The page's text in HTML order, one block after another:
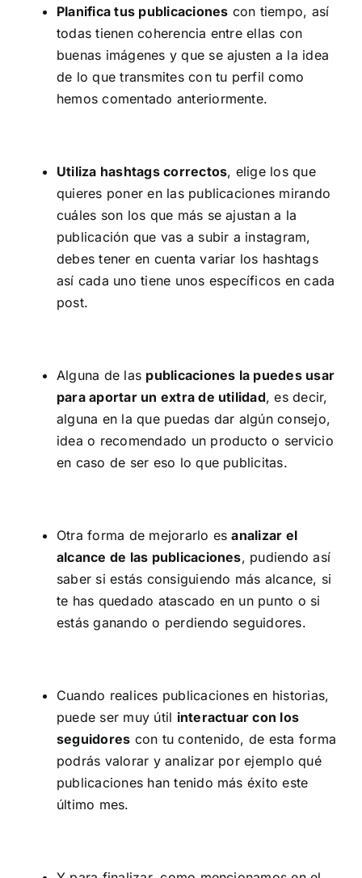
Planifica tus publicaciones con tiempo, así
todas tienen coherencia entre ellas con
buenas imágenes y que se ajusten a la idea
de lo que transmites con tu perfil como
hemos comentado anteriormente.
Utiliza hashtags correctos, elige los que
quieres poner en las publicaciones mirando
cuáles son los que más se ajustan a la
publicación que vas a subir a instagram,
debes tener en cuenta variar los hashtags
así cada uno tiene unos específicos en cada
post.
Alguna de las publicaciones la puedes usar
para aportar un extra de utilidad, es decir,
alguna en la que puedas dar algún consejo,
idea o recomendado un producto o servicio
en caso de ser eso lo que publicitas.
Otra forma de mejorarlo esanalizar el
alcance de las publicaciones, pudiendo así
saber si estás consiguiendo más alcance, si
te has quedado atascado en un punto o si
estás ganando o perdiendo seguidores.
Cuando realices publicaciones en historias,
puede ser muy útil interactuar con los
seguidores con tu contenido, de esta forma
podrás valorar y analizar por ejemplo qué
publicaciones han tenido más éxito este
último mes.